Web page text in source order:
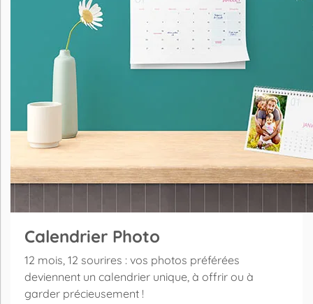
Calendrier Photo
12 mois, 12 sourires : vos photos préférées
deviennent un calendrier unique, à offrir ou à
garder précieusement !